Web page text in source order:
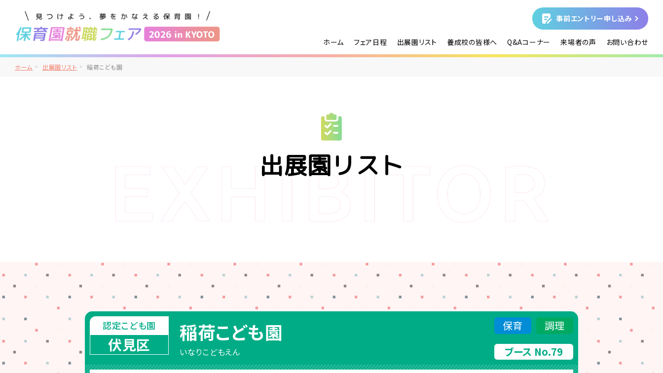
事前エントリー申し込み
ホーム フェア日程 出展園リスト 養成校の皆様へ Q&Aコーナー 来場者の声 お問い合わせ
ホーム 出展園リスト 稲荷こども園
出展園リスト
認定こども園
伏見区 稲荷こども園
いなりこどもえん
調理
保育
ブース No.79